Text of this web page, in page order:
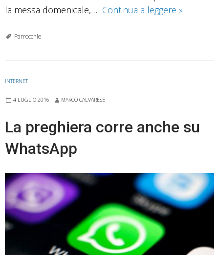
la messa domenicale, … Continua a leggere La
villaggio
mare
»
Parrocchie
INTERNET
4 LUGLIO 2016 MARCO CALVARESE
La preghiera corre anche su
WhatsApp